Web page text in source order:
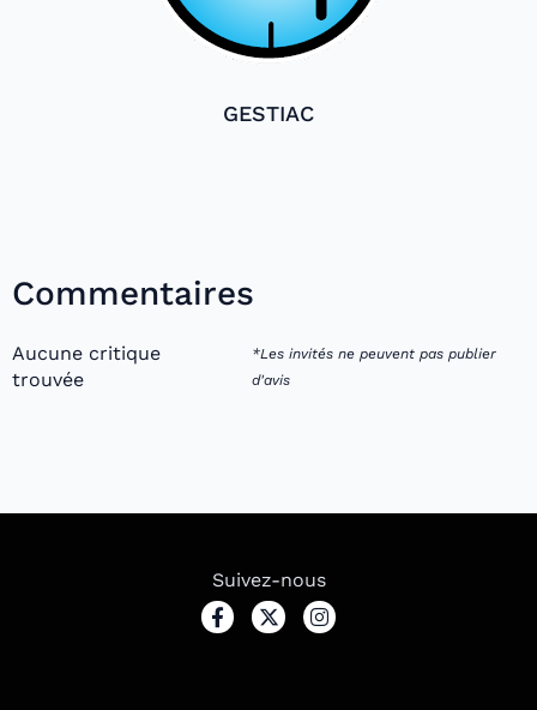
GESTIAC
Commentaires
Aucune critique
trouvée
*Les invités ne peuvent pas publier
d'avis
Suivez-nous